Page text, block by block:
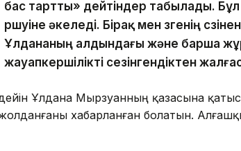
бас тартты» дейтіндер табылады. Бұл
өршуіне әкеледі. Бірақ мен өзгенің
Ұлдананың алдындағы және барша
жауапкершілікті сезінгендіктен
Ұлдана Мырзуанның қазасына
хабарланған болатын.